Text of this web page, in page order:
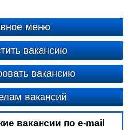
меню
вакансию
вакансию
вакансий
вакансии по e-mail